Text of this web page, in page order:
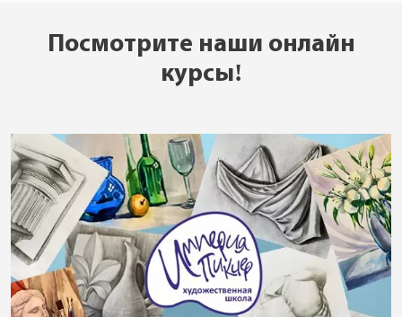
Посмотрите наши онлайн
курсы!